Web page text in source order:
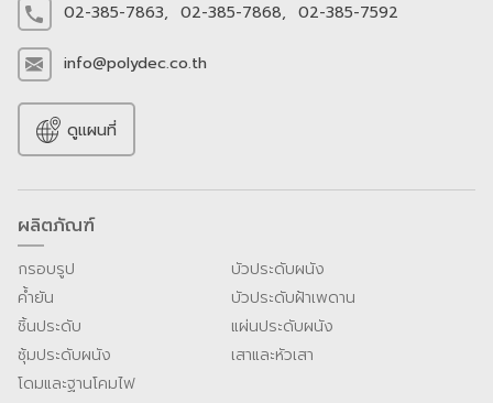
02-385-7863, 02-385-7868, 02-385-7592
info@polydec.co.th
ดูแผนที่
ผลิตภัณฑ์
กรอบรูป
ค้ำยัน
ชิ้นประดับ
ซุ้มประดับผนัง
โดมและฐานโคมไฟ
บัวประดับผนัง
บัวประดับฝ้าเพดาน
แผ่นประดับผนัง
เสาและหัวเสา